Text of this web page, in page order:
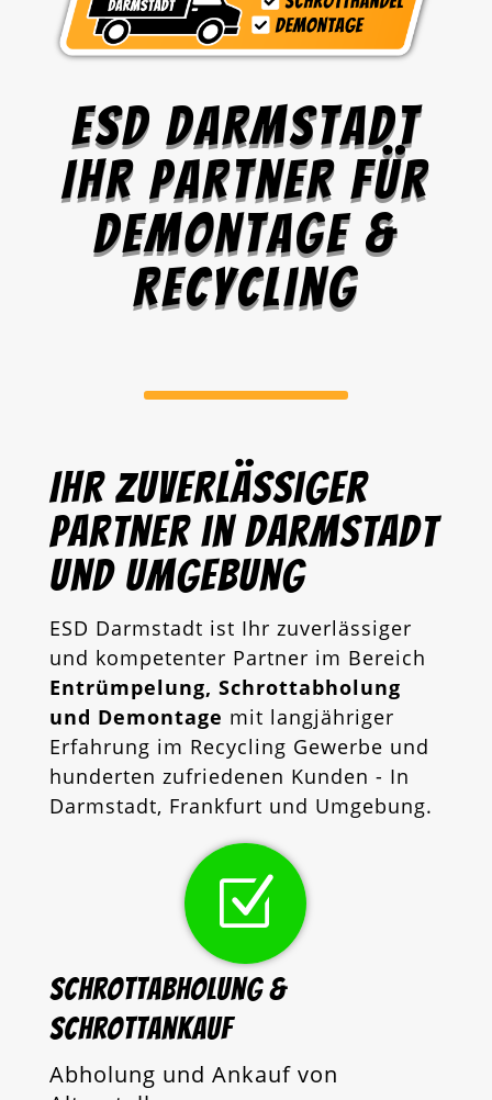
ESD Darmstadt
Ihr Partner für
Demontage &
Recycling
Ihr zuverlässiger
Partner in Darmstadt
und Umgebung
ESD Darmstadt ist Ihr zuverlässiger
und kompetenter Partner im Bereich
Entrümpelung, Schrottabholung
und Demontage mit langjähriger
Erfahrung im Recycling Gewerbe und
hunderten zufriedenen Kunden - In
Darmstadt, Frankfurt und Umgebung.
Z
Schrottabholung &
Schrottankauf
Abholung und Ankauf von